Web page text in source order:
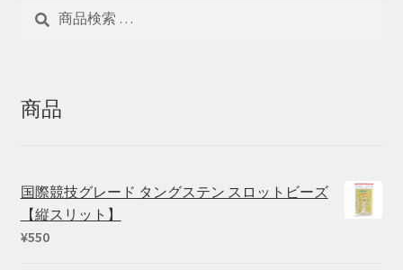
商品
国際競技グレード タングステン スロットビーズ
【縦スリット】
¥550